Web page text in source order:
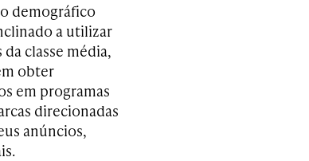
demográfico
a utilizar
classe média,
obter
em programas
direcionadas
anúncios,